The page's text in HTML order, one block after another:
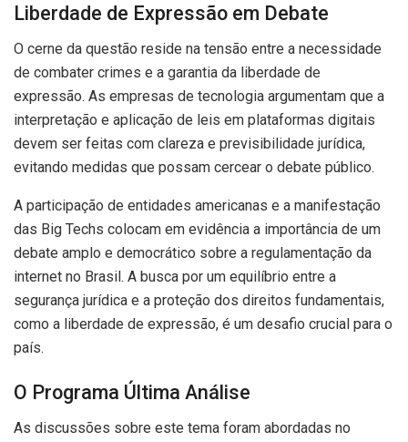
Liberdade de Expressão em Debate
O cerne da questão reside na tensão entre a necessidade
de combater crimes e a garantia da liberdade de
expressão. As empresas de tecnologia argumentam que a
interpretação e aplicação de leis em plataformas digitais
devem ser feitas com clareza e previsibilidade jurídica,
evitando medidas que possam cercear o debate público.
A participação de entidades americanas e a manifestação
das Big Techs colocam em evidência a importância de um
debate amplo e democrático sobre a regulamentação da
internet no Brasil. A busca por um equilíbrio entre a
segurança jurídica e a proteção dos direitos fundamentais,
como a liberdade de expressão, é um desafio crucial para o
país.
O Programa Última Análise
As discussões sobre este tema foram abordadas no